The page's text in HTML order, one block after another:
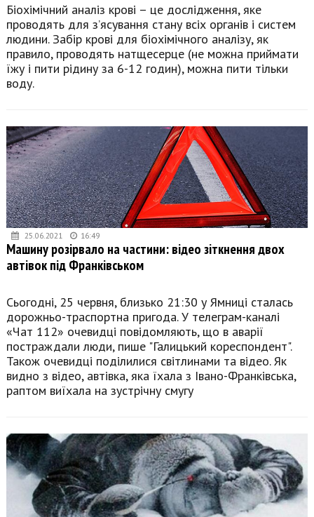
Біохімічний аналіз крові – це дослідження, яке
проводять для з’ясування стану всіх органів і систем
людини. Забір крові для біохімічного аналізу, як
правило, проводять натщесерце (не можна приймати
їжу і пити рідину за 6-12 годин), можна пити тільки
воду.
25.06.2021 16:49
Машину розірвало на частини: відео зіткнення двох
автівок під Франківськом
Сьогодні, 25 червня, близько 21:30 у Ямниці сталась
дорожньо-траспортна пригода. У телеграм-каналі
«Чат 112» очевидці повідомляють, що в аварії
постраждали люди, пише "Галицький кореспондент".
Також очевидці поділилися світлинами та відео. Як
видно з відео, автівка, яка їхала з Івано-Франківська,
раптом виїхала на зустрічну смугу